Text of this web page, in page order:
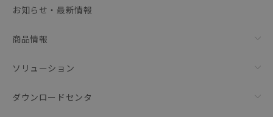
お知らせ・最新情報
商品情報
ソリューション
ダウンロードセンタ